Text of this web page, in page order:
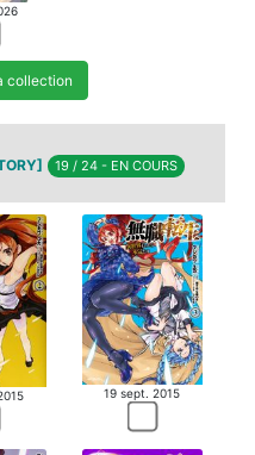
collection
19 / 24 - EN COURS
19 sept. 2015